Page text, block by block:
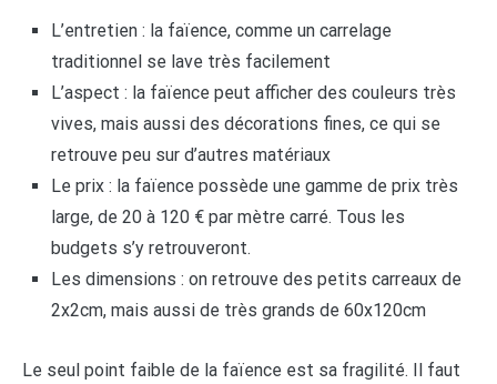
L’entretien : la faïence, comme un carrelage
traditionnel se lave très facilement
L’aspect : la faïence peut afficher des couleurs très
vives, mais aussi des décorations fines, ce qui se
retrouve peu sur d’autres matériaux
Le prix : la faïence possède une gamme de prix très
large, de 20 à 120 € par mètre carré. Tous les
budgets s’y retrouveront.
Les dimensions : on retrouve des petits carreaux de
2x2cm, mais aussi de très grands de 60x120cm
Le seul point faible de la faïence est sa fragilité. Il faut